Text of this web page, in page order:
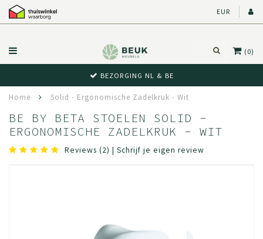
EUR
(0)
BEZORGING NL & BE
Home Solid - Ergonomische Zadelkruk - Wit
BE BY BETA STOELEN SOLID -
ERGONOMISCHE ZADELKRUK - WIT
Reviews (2) | Schrijf je eigen review